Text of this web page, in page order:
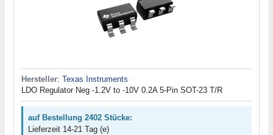
Hersteller: Texas Instruments
LDO Regulator Neg -1.2V to -10V 0.2A 5-Pin SOT-23 T/R
auf Bestellung 2402 Stücke:
Lieferzeit 14-21 Tag (e)